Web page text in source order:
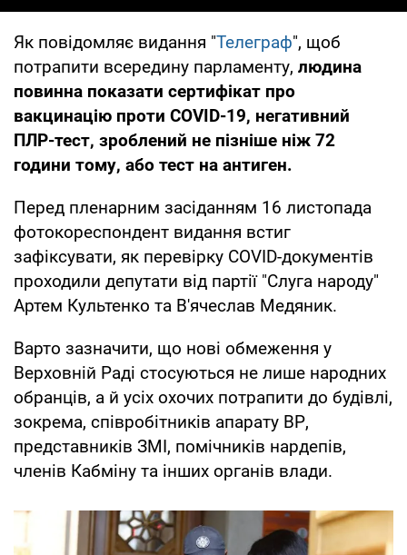
Як повідомляє видання "Телеграф", щоб
потрапити всередину парламенту, людина
повинна показати сертифікат про
вакцинацію проти COVID-19, негативний
ПЛР-тест, зроблений не пізніше ніж 72
години тому, або тест на антиген.
Перед пленарним засіданням 16 листопада
фотокореспондент видання встиг
зафіксувати, як перевірку COVID-документів
проходили депутати від партії "Слуга народу"
Артем Культенко та В'ячеслав Медяник.
Варто зазначити, що нові обмеження у
Верховній Раді стосуються не лише народних
обранців, а й усіх охочих потрапити до будівлі,
зокрема, співробітників апарату ВР,
представників ЗМІ, помічників нардепів,
членів Кабміну та інших органів влади.